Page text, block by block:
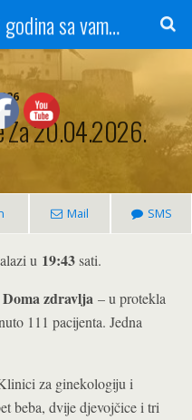
Radio Gradačac - 56 godina sa vama...
Za 20.04.2026.
Mail SMS
u 19:43sati.
zdravlja – u protekla
111 pacijenta. Jedna
za ginekologiju i
beba, dvije djevojčice i tri